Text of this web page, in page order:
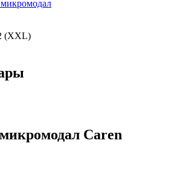
(XXL)
несколько
Caren